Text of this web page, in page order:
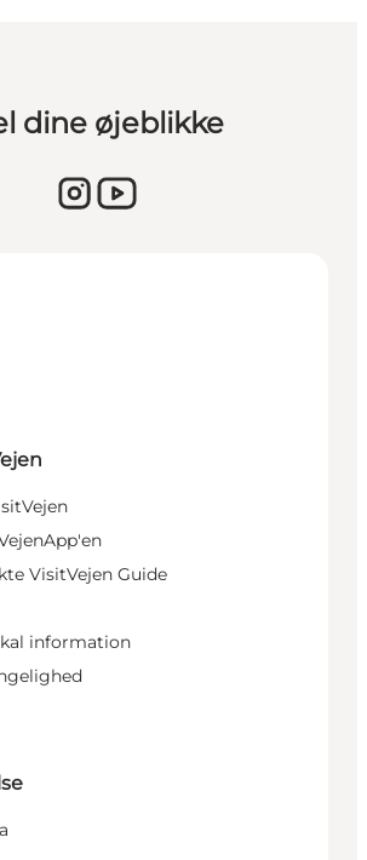
dine øjeblikke
VisitVejen Guide
information